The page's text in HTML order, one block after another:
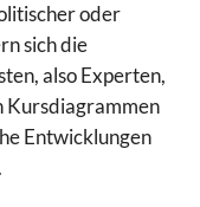
oder
sich die
also Experten,
Kursdiagrammen
Entwicklungen